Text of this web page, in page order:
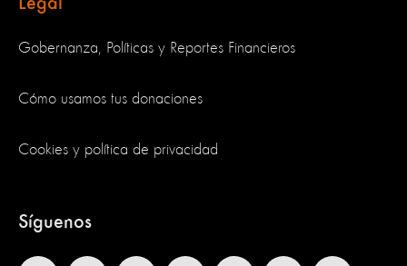
Gobernanza, Políticas y Reportes Financieros
Cómo usamos tus donaciones
Cookies y política de privacidad
Síguenos